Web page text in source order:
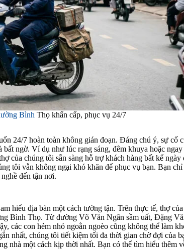
Bình Thọ khẩn cấp, phục vụ 24/7
24/7 hoàn toàn không gián đoạn. Đáng chú ý, sự cố
ngờ. Ví dụ như lúc rạng sáng, đêm khuya hoặc
của chúng tôi sẵn sàng hỗ trợ khách hàng bất kể ngày
tôi vẫn không ngại khó khăn để phục vụ bạn. Bạn chỉ
đến tận nơi.
hiểu địa bàn một cách tường tận. Trên thực tế, thợ
Bình Thọ. Từ đường Võ Văn Ngân sầm uất, Đặng
các con hẻm nhỏ ngoằn ngoèo cũng không thể làm
nhất, chúng tôi tiết kiệm tối đa thời gian chờ đợi của
nhà một cách kịp thời nhất. Bạn có thể tìm hiểu thêm